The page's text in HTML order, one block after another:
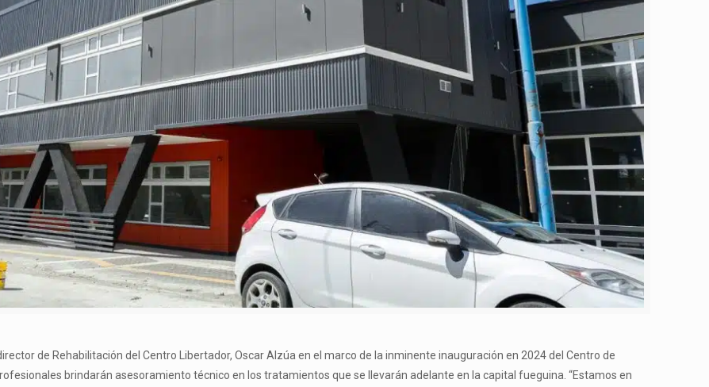
de Rehabilitación del Centro Libertador, Oscar Alzúa en el marco de la inminente inauguración en 2024 del Centro de
brindarán asesoramiento técnico en los tratamientos que se llevarán adelante en la capital fueguina. “Estamos en